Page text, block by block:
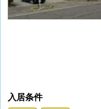
入居条件